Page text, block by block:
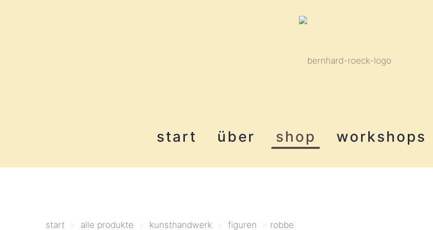
start über shop workshops
start > alle produkte > kunsthandwerk > figuren > robbe